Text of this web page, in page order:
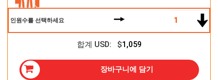
인원수를 선택하세요
합계 USD: $1,059
장바구니에 담기